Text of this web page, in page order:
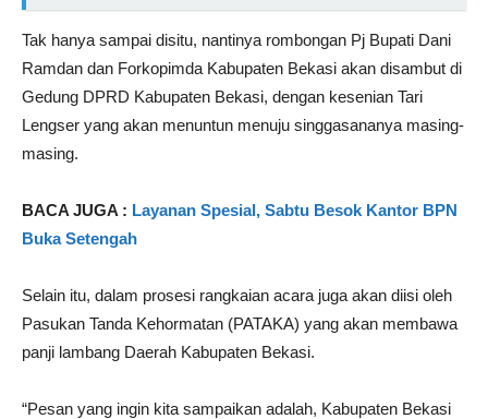
Tak hanya sampai disitu, nantinya rombongan Pj Bupati Dani
Ramdan dan Forkopimda Kabupaten Bekasi akan disambut di
Gedung DPRD Kabupaten Bekasi, dengan kesenian Tari
Lengser yang akan menuntun menuju singgasananya masing-
masing.
BACA JUGA : Layanan Spesial, Sabtu Besok Kantor BPN
Buka Setengah
Selain itu, dalam prosesi rangkaian acara juga akan diisi oleh
Pasukan Tanda Kehormatan (PATAKA) yang akan membawa
panji lambang Daerah Kabupaten Bekasi.
“Pesan yang ingin kita sampaikan adalah, Kabupaten Bekasi